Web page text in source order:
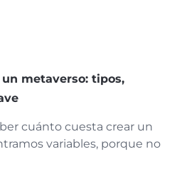
metaverso: tipos,
cuánto cuesta crear un
variables, porque no